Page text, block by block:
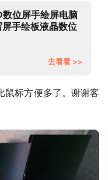
位屏手绘屏电脑
手绘板液晶数位
去看看 >>
鼠标方便多了。谢谢客